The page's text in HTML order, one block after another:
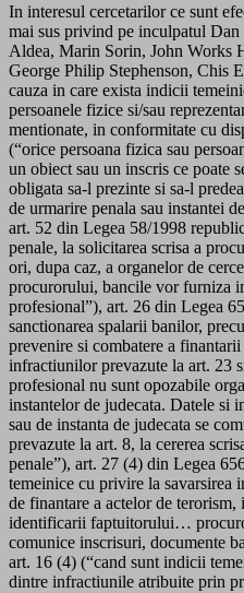
In interesul cercetarilor ce sunt
mai sus privind pe inculpatul
Aldea, Marin Sorin, John Works
George Philip Stephenson, Chis
cauza in care exista indicii
persoanele fizice si/sau
mentionate, in conformitate cu
(“orice persoana fizica sau
un obiect sau un inscris ce poate
obligata sa-l prezinte si sa-l
de urmarire penala sau instantei
art. 52 din Legea 58/1998
penale, la solicitarea scrisa a
ori, dupa caz, a organelor de
procurorului, bancile vor furniza
profesional”), art. 26 din Legea
sanctionarea spalarii banilor,
prevenire si combatere a
infractiunilor prevazute la art. 23
profesional nu sunt opozabile
instantelor de judecata. Datele si
sau de instanta de judecata se
prevazute la art. 8, la cererea
penale”), art. 27 (4) din Legea
temeinice cu privire la savarsirea
de finantare a actelor de
identificarii faptuitorului…
comunice inscrisuri, documente
art. 16 (4) (“cand sunt indicii
dintre infractiunile atribuite prin